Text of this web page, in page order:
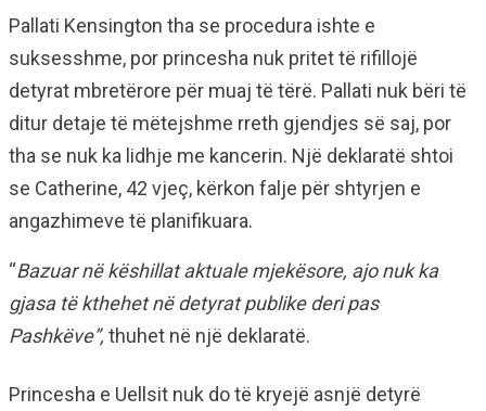
Pallati Kensington tha se procedura ishte e
suksesshme, por princesha nuk pritet të rifillojë
detyrat mbretërore për muaj të tërë. Pallati nuk bëri të
ditur detaje të mëtejshme rreth gjendjes së saj, por
tha se nuk ka lidhje me kancerin. Një deklaratë shtoi
se Catherine, 42 vjeç, kërkon falje për shtyrjen e
angazhimeve të planifikuara.
“Bazuar në këshillat aktuale mjekësore, ajo nuk ka
gjasa të kthehet në detyrat publike deri pas
Pashkëve”, thuhet në një deklaratë.
Princesha e Uellsit nuk do të kryejë asnjë detyrë